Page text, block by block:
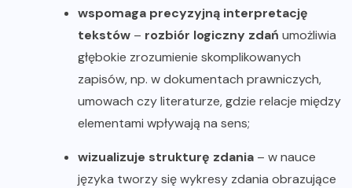
wspomaga precyzyjną interpretację
tekstów – rozbiór logiczny zdań umożliwia
głębokie zrozumienie skomplikowanych
zapisów, np. w dokumentach prawniczych,
umowach czy literaturze, gdzie relacje między
elementami wpływają na sens;
wizualizuje strukturę zdania – w nauce
języka tworzy się wykresy zdania obrazujące